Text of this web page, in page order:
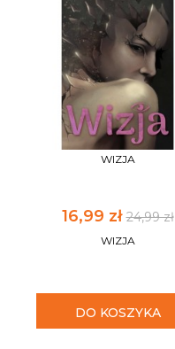
WIZJA
16,99 zł24,99 zł
WIZJA
DO KOSZYKA